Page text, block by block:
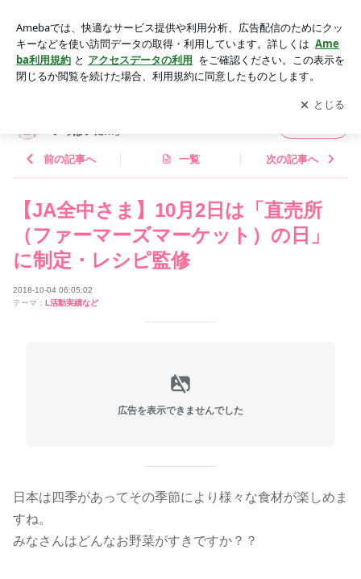
ト）の日」に制定・レシピ監修 | 柴田真希オフィシャルブログ
「食卓を笑みでいっぱいに…」 Powered by Ameba
アプリをダウンロードして ブログの更新通知
を受け取りまし
ょう。
開く
いっぱいに…」
前の記事へ 一覧 次の記事へ
【JA全中さま】10月2日は「直売所
（ファーマーズマーケット）の日」
に制定・レシピ監修
2018-10-04 06:05:02
テーマ： L活動実績など
広告を表示できませんでした
日本は四季があってその季節により様々な食材が楽しめま
すね。
みなさんはどんなお野菜がすきですか？？